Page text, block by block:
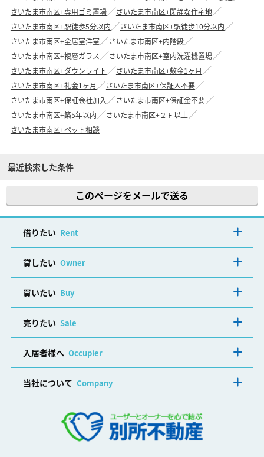
さいたま市南区+専用ゴミ置場
さいたま市南区+閑静な住宅地
さいたま市南区+駅徒歩5分以内
さいたま市南区+駅徒歩10分以内
さいたま市南区+全居室洋室
さいたま市南区+内階段
さいたま市南区+複層ガラス
さいたま市南区+室内洗濯機置場
さいたま市南区+ダウンライト
さいたま市南区+敷金1ヶ月
さいたま市南区+礼金1ヶ月
さいたま市南区+保証人不要
さいたま市南区+保証会社加入
さいたま市南区+保証金不要
さいたま市南区+築5年以内
さいたま市南区+２Ｆ以上
さいたま市南区+ペット相談
最近検索した条件
このページをメールで送る
借りたい Rent
貸したい Owner
買いたい Buy
売りたい Sale
入居者様へ Occupier
当社について Company